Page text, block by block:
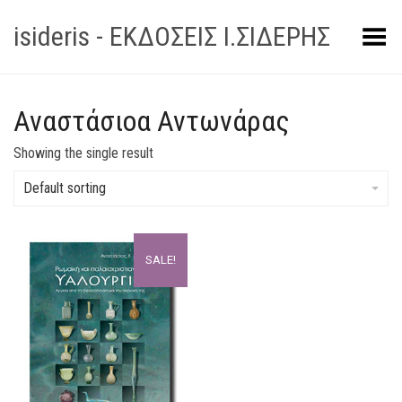
isideris - ΕΚΔΟΣΕΙΣ Ι.ΣΙΔΕΡΗΣToggle Menu
Αναστάσιοα Αντωνάρας
Showing the single result
Default sorting
SALE!